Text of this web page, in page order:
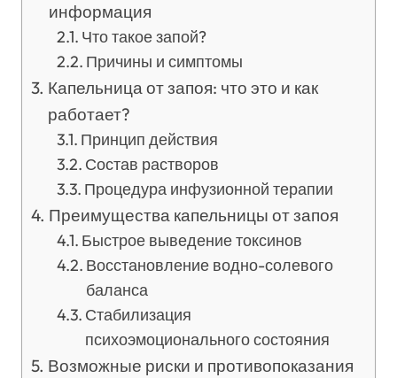
информация
Что такое запой?
Причины и симптомы
Капельница от запоя: что это и как
работает?
Принцип действия
Состав растворов
Процедура инфузионной терапии
Преимущества капельницы от запоя
Быстрое выведение токсинов
Восстановление водно-солевого
баланса
Стабилизация
психоэмоционального состояния
Возможные риски и противопоказания